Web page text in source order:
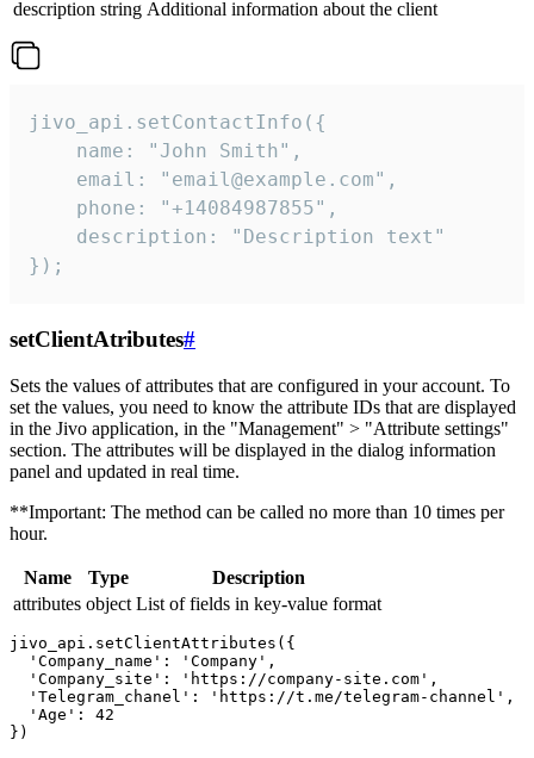
description string Additional information about the client
jivo_api.setContactInfo({
    name: "John Smith",
    email: "email@example.com",
    phone: "+14084987855",
    description: "Description text"
});
setClientAtributes#
Sets the values ​​of attributes that are configured in your account. To
set the values, you need to know the attribute IDs that are displayed
in the Jivo application, in the "Management" > "Attribute settings"
section. The attributes will be displayed in the dialog information
panel and updated in real time.
**Important: The method can be called no more than 10 times per
hour.
Name Type
Description
attributes object List of fields in key-value format
jivo_api.setClientAttributes({
  'Company_name': 'Company',
  'Company_site': 'https://company-site.com',
  'Telegram_chanel': 'https://t.me/telegram-channel',
  'Age': 42